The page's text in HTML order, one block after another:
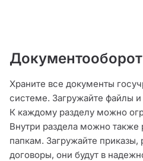
Документооборот
Храните все документы
системе. Загружайте файлы
К каждому разделу можно
Внутри раздела можно также
папкам. Загружайте приказы,
договоры, они будут в